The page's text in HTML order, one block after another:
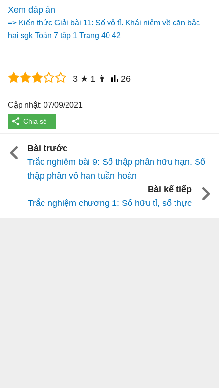
Xem đáp án
=> Kiến thức Giải bài 11: Số vô tỉ. Khái niệm về căn bậc
hai sgk Toán 7 tập 1 Trang 40 42
3 ★ 1 👨 26
Cập nhật: 07/09/2021
Bài trước
Trắc nghiệm bài 9: Số thập phân hữu hạn. Số
thập phân vô hạn tuần hoàn
Bài kế tiếp
Trắc nghiệm chương 1: Số hữu tỉ, số thực